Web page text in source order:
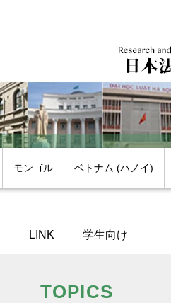
モンゴル ベトナム (ハノイ)
LINK 学生向け
TOPICS